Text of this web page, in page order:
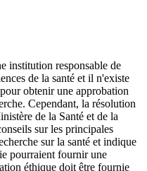
institution responsable de
de la santé et il n'existe
obtenir une approbation
Cependant, la résolution
de la Santé et de la
sur les principales
sur la santé et indique
pourraient fournir une
éthique doit être fournie